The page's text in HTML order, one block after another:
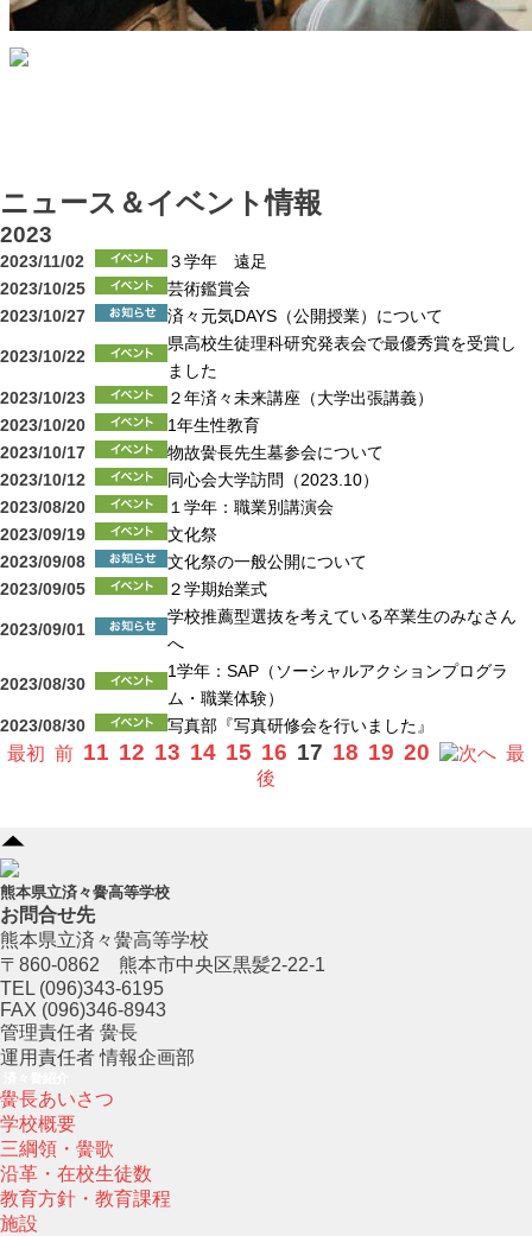
ニュース＆イベント情報
2023
2023/11/02
３学年 遠足
2023/10/25
芸術鑑賞会
2023/10/27
済々元気DAYS（公開授業）について
2023/10/22
県高校生徒理科研究発表会で最優秀賞を受賞し
ました
2023/10/23
２年済々未来講座（大学出張講義）
2023/10/20
1年生性教育
2023/10/17
物故黌長先生墓参会について
2023/10/12
同心会大学訪問（2023.10）
2023/08/20
１学年：職業別講演会
2023/09/19
文化祭
2023/09/08
文化祭の一般公開について
2023/09/05
２学期始業式
2023/09/01
学校推薦型選抜を考えている卒業生のみなさん
へ
2023/08/30
1学年：SAP（ソーシャルアクションプログラ
ム・職業体験）
2023/08/30
写真部『写真研修会を行いました』
最初 前 11 12 13 14 15 16 17 18 19 20 へ 最
後
熊本県立済々黌高等学校
お問合せ先
熊本県立済々黌高等学校
〒860-0862 熊本市中央区黒髪2-22-1
TEL (096)343-6195
FAX (096)346-8943
管理責任者 黌長
運用責任者 情報企画部
黌長あいさつ
学校概要
三綱領・黌歌
沿革・在校生徒数
教育方針・教育課程
施設